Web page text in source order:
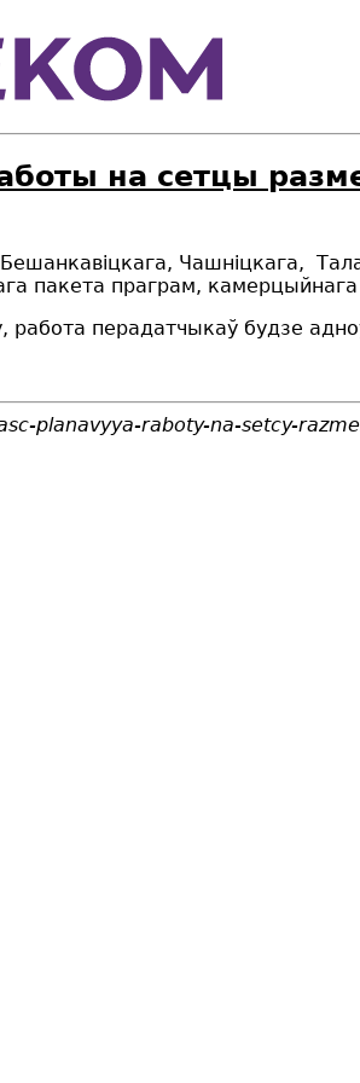
на сетцы
Чашніцкага,
пакета праграм,
работа перадатчыкаў будзе
planavyya-raboty-na-setcy-